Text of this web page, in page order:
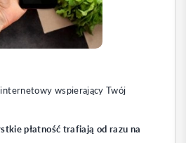
wspierający Twój
płatność trafiają od razu na